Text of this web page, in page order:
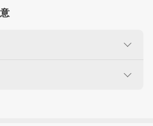
ください